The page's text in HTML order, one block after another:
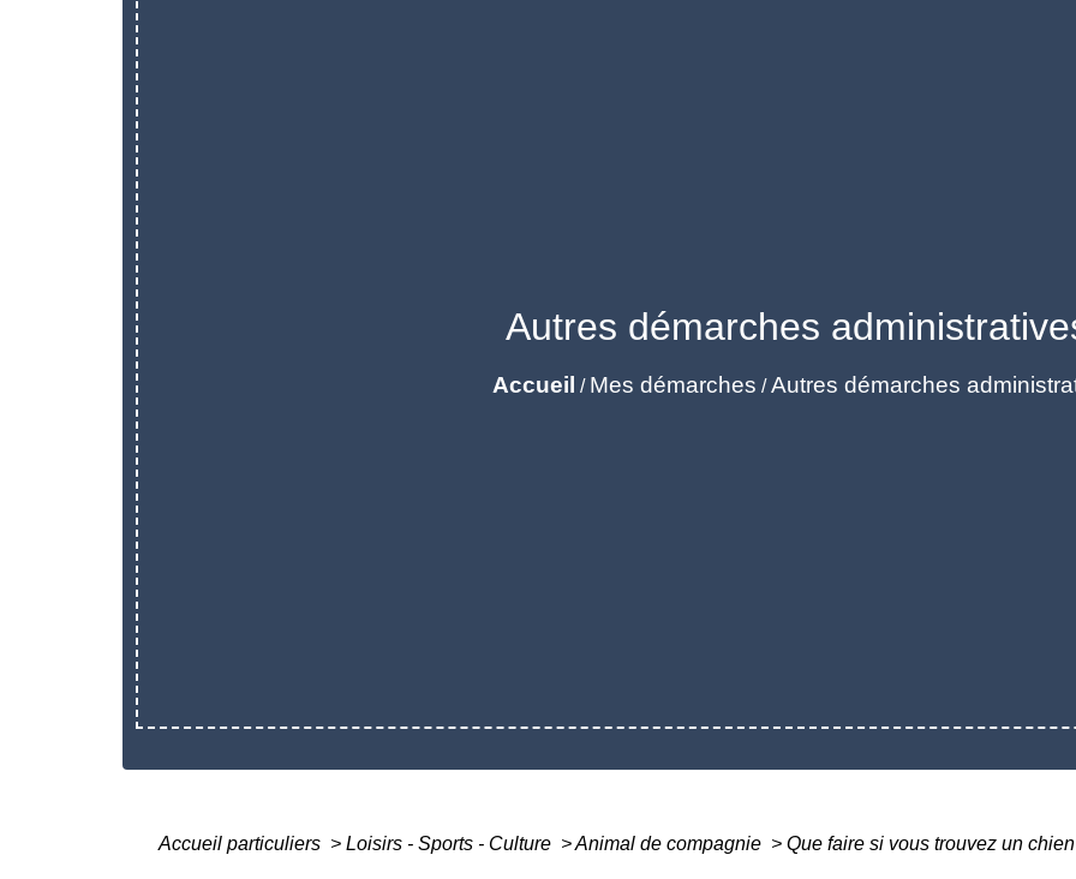
Autres démarches
Accueil / Mes démarches /Autres démarches
Accueil particuliers > Loisirs - Sports - Culture >Animal de compagnie > Que faire si vous trouvez un